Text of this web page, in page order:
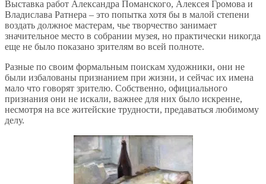
Выставка работ Александра Поманского, Алексея Громова и
Владислава Ратнера – это попытка хотя бы в малой степени
воздать должное мастерам, чье творчество занимает
значительное место в собрании музея, но практически никогда
еще не было показано зрителям во всей полноте.
Разные по своим формальным поискам художники, они не
были избалованы признанием при жизни, и сейчас их имена
мало что говорят зрителю. Собственно, официального
признания они не искали, важнее для них было искренне,
несмотря на все житейские трудности, предаваться любимому
делу.